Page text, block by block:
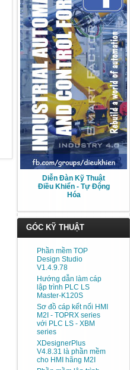
Diễn Đàn Kỹ Thuật
Điều Khiển - Tự Động
Hóa
GÓC KỸ THUẬT
Phần mềm TOP
Design Studio
V1.4.9.78
Hướng dẫn làm cáp
lập trình PLC LS
Master-K120S
Sơ đồ cáp kết nối HMI
M2I - TOPRX series
với PLC LS - XBM
series
XDesignerPlus
V4.8.31 là phần mềm
cho HMI hãng M2I